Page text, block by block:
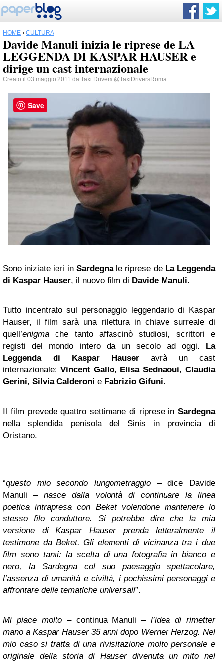
HOME › CULTURA
Davide Manuli inizia le riprese de LA
LEGGENDA DI KASPAR HAUSER e
dirige un cast internazionale
Creato il 03 maggio 2011 da Taxi Drivers @TaxiDriversRoma
Sono iniziate ieri inSardegnale riprese de La Leggenda
di Kaspar Hauser, il nuovo film di Davide Manuli.
Tutto incentrato sul personaggio leggendario di Kaspar
Hauser, il film sarà una rilettura in chiave surreale di
quell’enigma che tanto affascinò studiosi, scrittori e
registi del mondo intero da un secolo ad oggi. La
Leggenda di Kaspar Hauseravrà un cast
internazionale: Vincent Gallo, ElisaSednaoui,Claudia
Gerini, Silvia Calderoni e Fabrizio Gifuni.
Il film prevede quattro settimane di riprese in Sardegna
nella splendida penisola del Sinis in provincia di
Oristano.
“questo mio secondo lungometraggio – dice Davide
Manuli –nasce dalla volontà di continuare la linea
poetica intrapresa con Beket volendone mantenere lo
stesso filo conduttore. Si potrebbe dire che la mia
versione di Kaspar Hauser prenda letteralmente il
testimone da Beket. Gli elementi di vicinanza tra i due
film sono tanti: la scelta di una fotografia in bianco e
nero, la Sardegna col suo paesaggio spettacolare,
l’assenza di umanità e civiltà, i pochissimi personaggi e
affrontare delle tematiche universali”.
Mi piace molto– continua Manuli –l’idea di rimetter
mano a Kaspar Hauser 35 anni dopo Werner Herzog. Nel
mio caso si tratta di una rivisitazione molto personale e
originale della storia di Hauser divenuta un mito nel
Save